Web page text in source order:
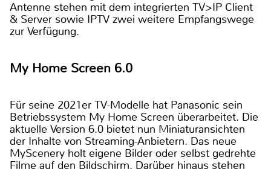
Antenne stehen mit dem integrierten TV>IP Client
& Server sowie IPTV zwei weitere Empfangswege
zur Verfügung.
My Home Screen 6.0
Für seine 2021er TV-Modelle hat Panasonic sein
Betriebssystem My Home Screen überarbeitet. Die
aktuelle Version 6.0 bietet nun Miniaturansichten
der Inhalte von Streaming-Anbietern. Das neue
MyScenery holt eigene Bilder oder selbst gedrehte
Filme auf den Bildschirm. Darüber hinaus stehen